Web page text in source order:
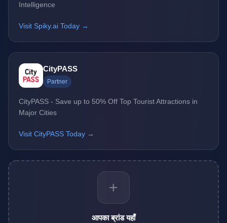
Intelligence
Visit Spiky.ai Today →
CityPASS
Partner
CityPASS - Save up to 50% Off Top Tourist Attractions in
Major Cities
Visit CityPASS Today →
+
आपका ब्रांड यहाँ